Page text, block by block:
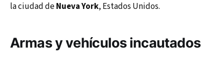
la ciudad deNueva York, Estados Unidos.
Armas y vehículosincautados